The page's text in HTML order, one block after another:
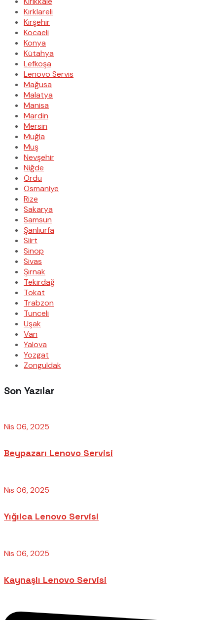
Kırklareli
Kırşehir
Kocaeli
Konya
Kütahya
Lefkoşa
Lenovo Servis
Mağusa
Malatya
Manisa
Mardin
Mersin
Muğla
Muş
Nevşehir
Niğde
Ordu
Osmaniye
Rize
Sakarya
Samsun
Şanlıurfa
Siirt
Sinop
Sivas
Şırnak
Tekirdağ
Tokat
Trabzon
Tunceli
Uşak
Van
Yalova
Yozgat
Zonguldak
Son Yazılar
Nis 06, 2025
Beypazarı Lenovo Servisi
Nis 06, 2025
Yığılca Lenovo Servisi
Nis 06, 2025
Kaynaşlı Lenovo Servisi